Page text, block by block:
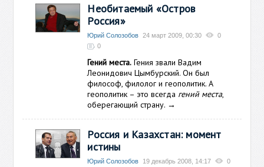
Необитаемый «Остров
Россия»
Юрий Солозобов 24 март 2009, 00:30
0
0
Гений места. Гения звали Вадим
Леонидович Цымбурский. Он был
философ, филолог и геополитик. А
геополитик – это всегда гений места,
оберегающий страну. →
Россия и Казахстан: момент
истины
Юрий Солозобов 19 декабрь 2008, 14:17
0